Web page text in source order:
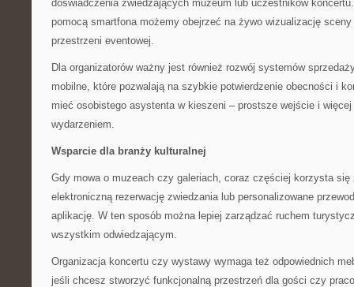
doświadczenia zwiedzających muzeum lub uczestników
pomocą smartfona możemy obejrzeć na żywo wizualizację
przestrzeni eventowej.
Dla organizatorów ważny jest również rozwój systemów
mobilne, które pozwalają na szybkie potwierdzenie obecności i
mieć osobistego asystenta w kieszeni – prostsze wejście i
wydarzeniem.
Wsparcie dla branży kulturalnej
Gdy mowa o muzeach czy galeriach, coraz częściej korzysta
elektroniczną rezerwację zwiedzania lub personalizowane
aplikację. W ten sposób można lepiej zarządzać ruchem
wszystkim odwiedzającym.
Organizacja koncertu czy wystawy wymaga też odpowiednich
jeśli chcesz stworzyć funkcjonalną przestrzeń dla gości czy